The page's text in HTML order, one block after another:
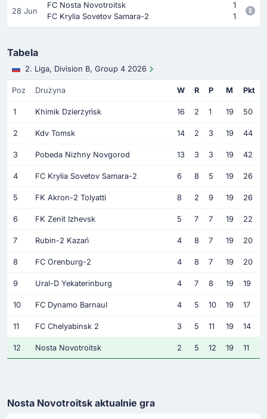
28 Jun
FC Nosta Novotroitsk
1
FC Krylia Sovetov Samara-2
1
Tabela
2. Liga, Division B, Group 4 2026
Poz Drużyna W R P M Pkt
1 Khimik Dzierżyńsk 16 2 1 19 50
2 Kdv Tomsk 14 2 3 19 44
3 Pobeda Nizhny Novgorod 13 3 3 19 42
4 FC Krylia Sovetov Samara-2 6 8 5 19 26
5 FK Akron-2 Tolyatti 8 2 9 19 26
6 FK Zenit Izhevsk 5 7 7 19 22
7 Rubin-2 Kazań 4 8 7 19 20
8 FC Orenburg-2 4 8 7 19 20
9 Ural-D Yekaterinburg 4 7 8 19 19
10 FC Dynamo Barnaul 4 5 10 19 17
11 FC Chelyabinsk 2 3 5 11 19 14
12 Nosta Novotroitsk 2 5 12 19 11
Nosta Novotroitsk aktualnie gra